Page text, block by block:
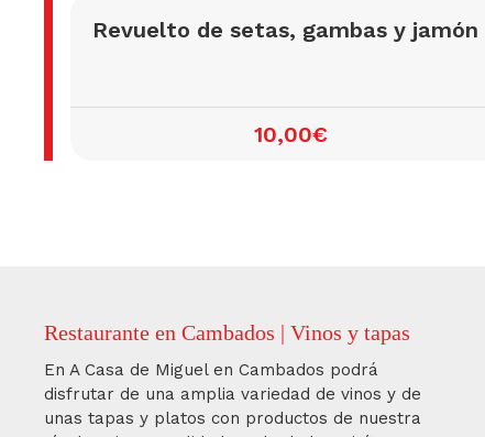
Revuelto de setas, gambas y jamón
10,00€
Restaurante en Cambados | Vinos y tapas
En A Casa de Miguel en Cambados podrá
disfrutar de una amplia variedad de vinos y de
unas tapas y platos con productos de nuestra